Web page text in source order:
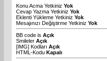
Konu Acma Yetkiniz Yok
Cevap Yazma Yetkiniz Yok
Eklenti Yükleme Yetkiniz Yok
Mesajınızı Değiştirme Yetkiniz Yok
BB code is Açık
Smileler Açık
[IMG] Kodları Açık
HTML-Kodu Kapalı